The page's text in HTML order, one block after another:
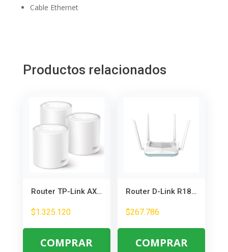
Cable Ethernet
Productos relacionados
Router TP-Link AX3000 Wi-Fi 6 Mesh – Cobertura Total en Hogar con PoE
$1.325.120
COMPRAR
Router D-Link R18 AX1800 Wi-Fi 6 – Conexión Rápida para Hogar y Oficina
$267.786
COMPRAR